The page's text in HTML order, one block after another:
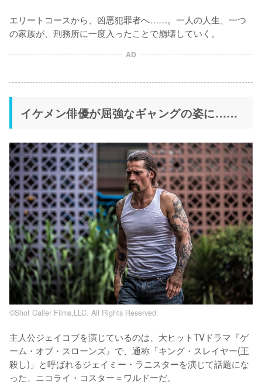
エリートコースから、凶悪犯罪者へ……。一人の人生、一つ
の家族が、刑務所に一度入ったことで崩壊していく。
AD
イケメン俳優が屈強なギャングの姿に……
©Shot Caller Films,LLC. All Rights Reserved.
主人公ジェイコブを演じているのは、大ヒットTVドラマ『ゲ
ーム・オブ・スローンズ』で、通称「キング・スレイヤー(王
殺し)」と呼ばれるジェイミー・ラニスターを演じて話題にな
った、ニコライ・コスター＝ワルドーだ。